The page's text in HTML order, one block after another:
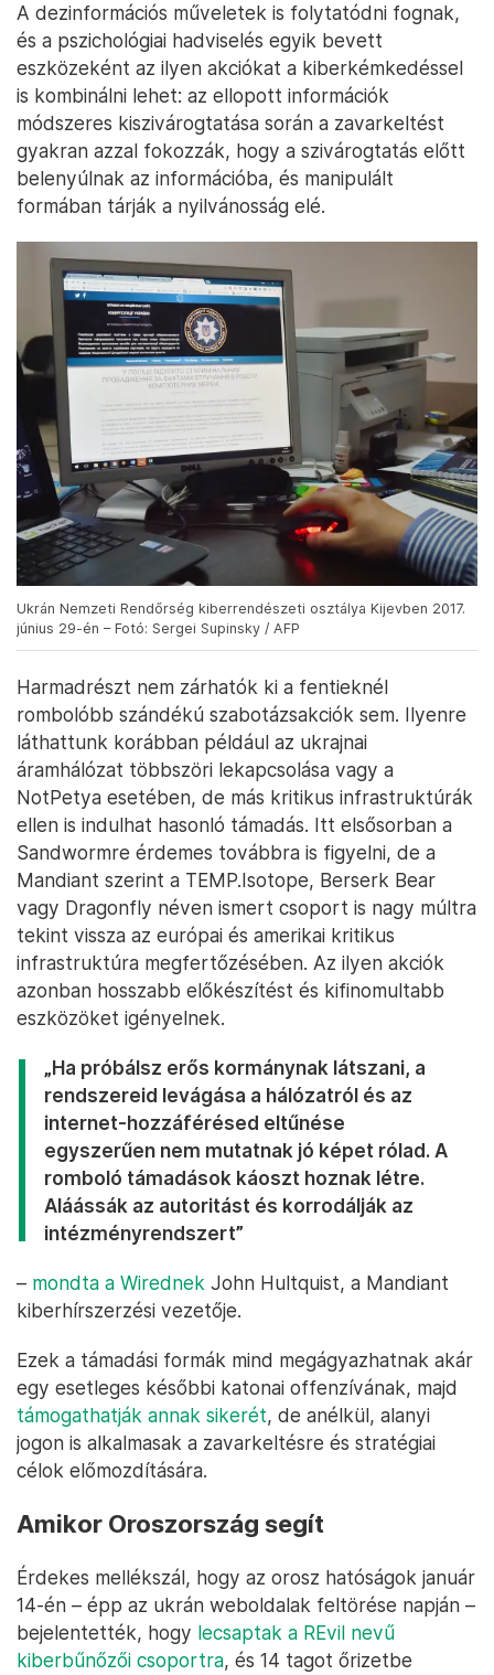
A dezinformációs műveletek is folytatódni fognak,
és a pszichológiai hadviselés egyik bevett
eszközeként az ilyen akciókat a kiberkémkedéssel
is kombinálni lehet: az ellopott információk
módszeres kiszivárogtatása során a zavarkeltést
gyakran azzal fokozzák, hogy a szivárogtatás előtt
belenyúlnak az információba, és manipulált
formában tárják a nyilvánosság elé.
Ukrán Nemzeti Rendőrség kiberrendészeti osztálya Kijevben 2017.
június 29-én – Fotó: Sergei Supinsky / AFP
Harmadrészt nem zárhatók ki a fentieknél
rombolóbb szándékú szabotázsakciók sem. Ilyenre
láthattunk korábban például az ukrajnai
áramhálózat többszöri lekapcsolása vagy a
NotPetya esetében, de más kritikus infrastruktúrák
ellen is indulhat hasonló támadás. Itt elsősorban a
Sandwormre érdemes továbbra is figyelni, de a
Mandiant szerint a TEMP.Isotope, Berserk Bear
vagy Dragonfly néven ismert csoport is nagy múltra
tekint vissza az európai és amerikai kritikus
infrastruktúra megfertőzésében. Az ilyen akciók
azonban hosszabb előkészítést és kifinomultabb
eszközöket igényelnek.
„Ha próbálsz erős kormánynak látszani, a
rendszereid levágása a hálózatról és az
internet-hozzáférésed eltűnése
egyszerűen nem mutatnak jó képet rólad. A
romboló támadások káoszt hoznak létre.
Aláássák az autoritást és korrodálják az
intézményrendszert”
– mondta a Wirednek John Hultquist, a Mandiant
kiberhírszerzési vezetője.
Ezek a támadási formák mind megágyazhatnak akár
egy esetleges későbbi katonai offenzívának, majd
támogathatják annak sikerét, de anélkül, alanyi
jogon is alkalmasak a zavarkeltésre és stratégiai
célok előmozdítására.
Amikor Oroszország segít
Érdekes mellékszál, hogy az orosz hatóságok január
14-én – épp az ukrán weboldalak feltörése napján –
bejelentették, hogy lecsaptak a REvil nevű
kiberbűnőzői csoportra, és 14 tagot őrizetbe